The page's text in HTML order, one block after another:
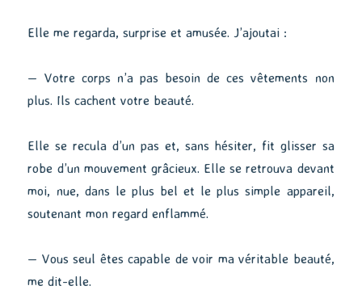
Elle me regarda, surprise et amusée. J’ajoutai :
— Votre corps n’a pas besoin de ces vêtements non
plus. Ils cachent votre beauté.
Elle se recula d’un pas et, sans hésiter, fit glisser sa
robe d’un mouvement grâcieux. Elle se retrouva devant
moi, nue, dans le plus bel et le plus simple appareil,
soutenant mon regard enflammé.
— Vous seul êtes capable de voir ma véritable beauté,
me dit-elle.